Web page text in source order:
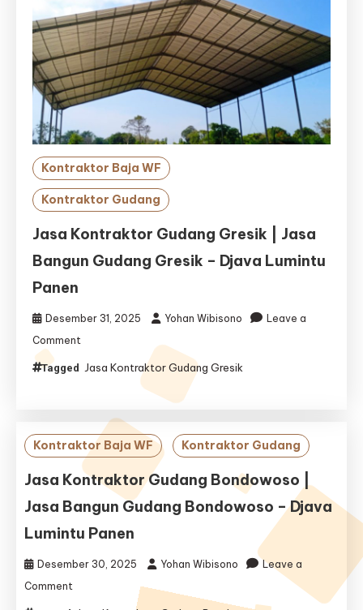
Kontraktor Baja WF
Kontraktor Gudang
Jasa Kontraktor Gudang Gresik | Jasa
Bangun Gudang Gresik – Djava Lumintu
Panen
Desember 31, 2025 Yohan Wibisono
Leave a
Comment
Kontraktor
Jasa
Bangun
Gudang
Gresik
–
Lumintu
Panen
Tagged Jasa Kontraktor Gudang Gresik
Kontraktor Baja WF Kontraktor Gudang
Jasa Kontraktor Gudang Bondowoso |
Jasa Bangun Gudang Bondowoso – Djava
Lumintu Panen
Desember 30, 2025 Yohan Wibisono
Leave a
Comment